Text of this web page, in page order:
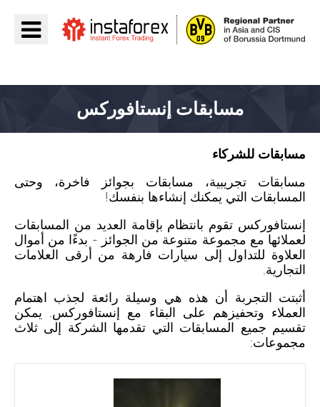
مسابقات إنستافوركس
مسابقات للشركاء
مسابقات تجريبية، مسابقات بجوائز فاخرة، وحتى
المسابقات التي يمكنك إنشاءها بنفسك!
إنستافوركس تقوم بانتظام بإقامة العديد من المسابقات
لعملائها مع مجموعة متنوعة من الجوائز - بدءًا من أموال
العلاوة للتداول إلى سيارات فارهة من أرقى العلامات
التجارية.
أثبتت التجربة أن هذه هي وسيلة رائعة لجذب اهتمام
العملاء وتحفيزهم على البقاء مع إنستافوركس. يمكن
تقسيم جميع المسابقات التي تقدمها الشركة إلى ثلاث
مجموعات: